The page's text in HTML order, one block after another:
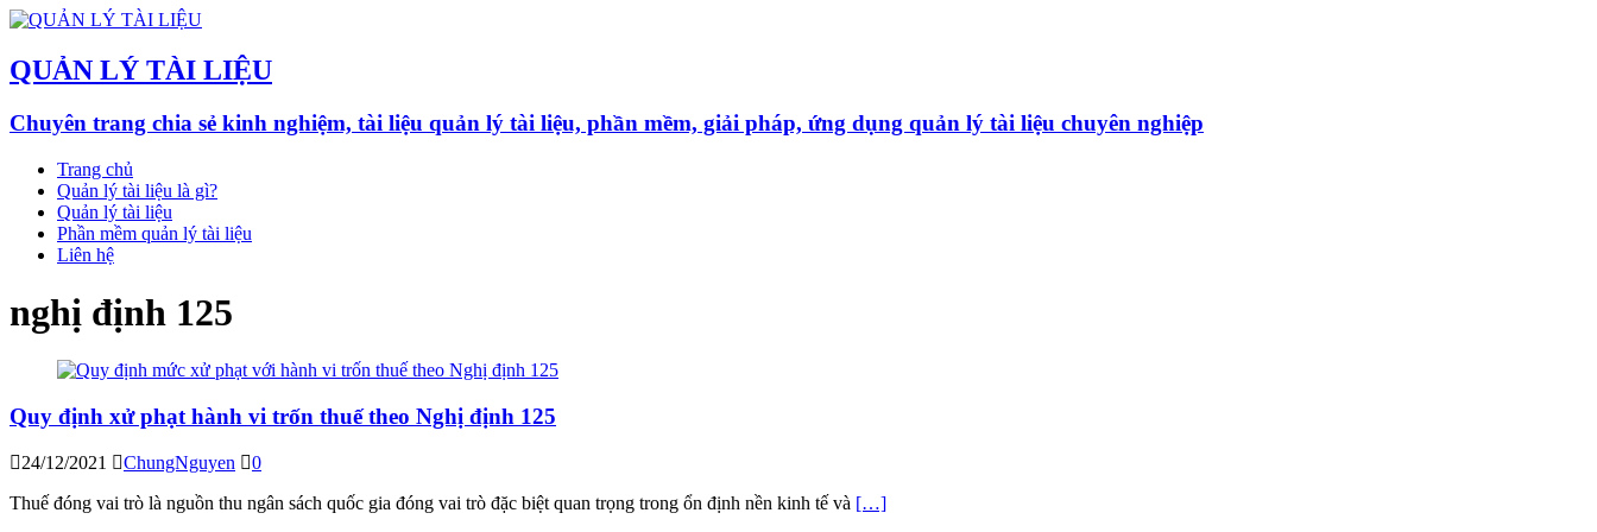
QUẢN LÝ TÀI LIỆU
Chuyên trang chia sẻ kinh nghiệm, tài liệu quản lý tài liệu, phần mềm, giải pháp, ứng dụng quản lý tài liệu chuyên nghiệp
Trang chủ
Quản lý tài liệu là gì?
Quản lý tài liệu
Phần mềm quản lý tài liệu
Liên hệ
nghị định 125
Quy định xử phạt hành vi trốn thuế theo Nghị định 125
24/12/2021 ChungNguyen
0
Thuế đóng vai trò là nguồn thu ngân sách quốc gia đóng vai trò đặc biệt quan trọng trong ổn định nền kinh tế và […]